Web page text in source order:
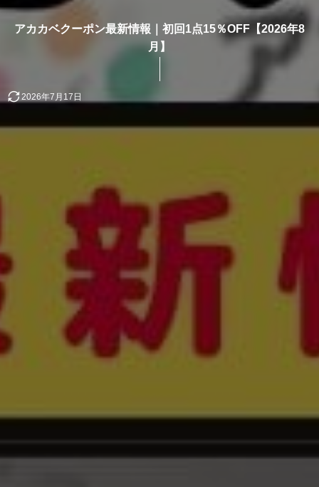
アカカベクーポン最新情報｜初回1点15％OFF【2026年8
月】
2026年7月17日